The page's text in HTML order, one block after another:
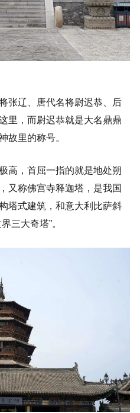
张辽、唐代名将尉迟恭、后
里，而尉迟恭就是大名鼎鼎
故里的称号。
高，首屈一指的就是地处朔
又称佛宫寺释迦塔，是我国
塔式建筑，和意大利比萨斜
三大奇塔”。